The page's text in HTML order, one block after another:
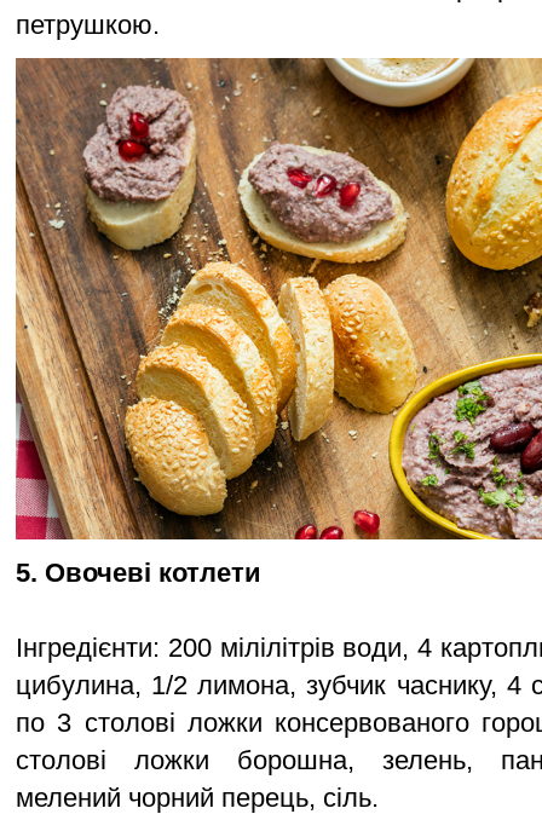
петрушкою.
5. Овочеві котлети
Інгредієнти: 200 мілілітрів води, 4
цибулина, 1/2 лимона, зубчик часнику, 4
по 3 столові ложки консервованого
столові ложки борошна, зелень,
мелений чорний перець, сіль.